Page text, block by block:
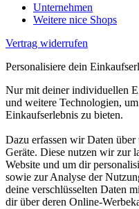
Unternehmen
Weitere nice Shops
Vertrag widerrufen
Personalisiere dein
Nur mit deiner individuellen
und weitere Technologien,
Einkaufserlebnis zu bieten.
Dazu erfassen wir Daten über
Geräte. Diese nutzen wir zur
Website und um dir
sowie zur Analyse der
deine verschlüsselten Daten
dir über deren Online-